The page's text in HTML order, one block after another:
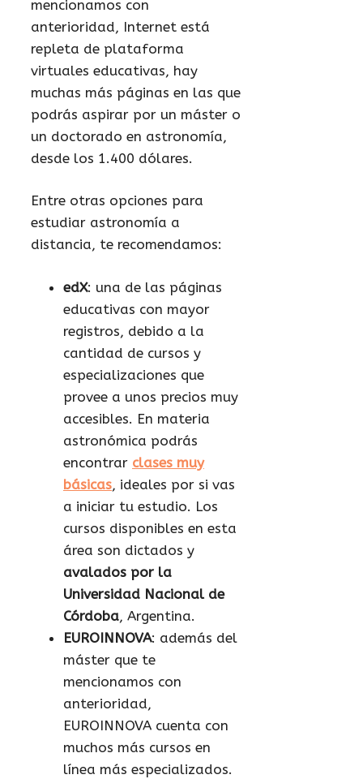
mencionamos con
anterioridad, Internet está
repleta de plataforma
virtuales educativas, hay
muchas más páginas en las que
podrás aspirar por un máster o
un doctorado en astronomía,
desde los 1.400 dólares.
Entre otras opciones para
estudiar astronomía a
distancia, te recomendamos:
edX: una de las páginas
educativas con mayor
registros, debido a la
cantidad de cursos y
especializaciones que
provee a unos precios muy
accesibles. En materia
astronómica podrás
encontrar clases muy
básicas, ideales por si vas
a iniciar tu estudio. Los
cursos disponibles en esta
área son dictados y
avalados por la
Universidad Nacional de
Córdoba, Argentina.
EUROINNOVA: además del
máster que te
mencionamos con
anterioridad,
EUROINNOVA cuenta con
muchos más cursos en
línea más especializados.